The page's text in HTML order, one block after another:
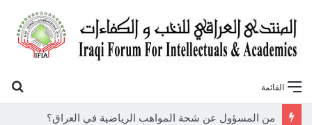
القائمة
من المسؤول عن شحة المواهب الرياضية في العراق؟